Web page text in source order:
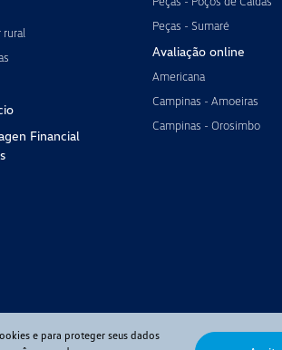
rural
Financial
Peças - Sumaré
Avaliação online
Americana
Campinas - Amoeiras
Campinas - Orosimbo
e para proteger seus dados